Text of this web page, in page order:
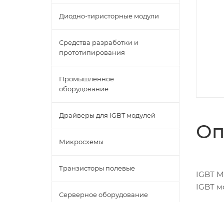
IGBT
IGBT
Диодно-тиристорные модули
Средства разработки и
прототипирования
Промышленное
оборудование
Драйверы для IGBT модулей
Микросхемы
Транзисторы полевые
Серверное оборудование